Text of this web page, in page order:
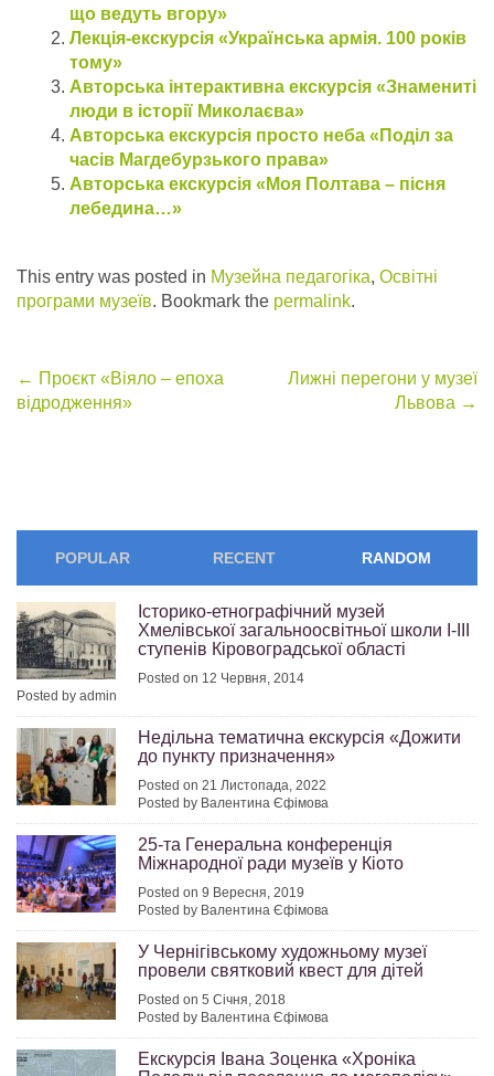
що ведуть вгору»
Лекція-екскурсія «Українська армія. 100 років
тому»
Авторська інтерактивна екскурсія «Знамениті
люди в історії Миколаєва»
Авторська екскурсія просто неба «Поділ за
часів Магдебурзького права»
Авторська екскурсія «Моя Полтава – пісня
лебедина…»
This entry was posted in Музейна педагогіка, Освітні
програми музеїв. Bookmark the permalink.
Post
← Проєкт «Віяло – епоха
відродження»
Лижні перегони у музеї
Львова →
POPULAR RECENT RANDOM
Історико-етнографічний музей
Хмелівської загальноосвітньої школи І-ІІІ
ступенів Кіровоградської області
Posted on 12 Червня, 2014
Posted by admin
Недільна тематична екскурсія «Дожити
до пункту призначення»
Posted on 21 Листопада, 2022
Posted by Валентина Єфімова
25-та Генеральна конференція
Міжнародної ради музеїв у Кіото
Posted on 9 Вересня, 2019
Posted by Валентина Єфімова
У Чернігівському художньому музеї
провели святковий квест для дітей
Posted on 5 Січня, 2018
Posted by Валентина Єфімова
Екскурсія Івана Зоценка «Хроніка